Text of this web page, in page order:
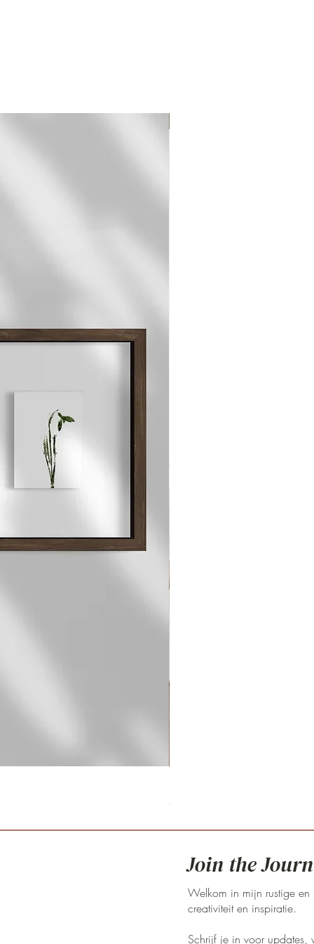
Prijs
€ 59,00
Join the
Welkom in mijn rustige
creativiteit en inspiratie.
Schrijf je in voor updates,